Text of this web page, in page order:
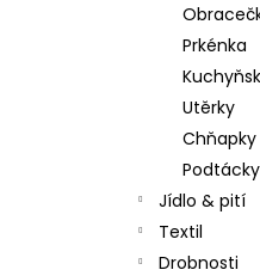
Prkénka
Utěrky
Chňapky
Podtácky
Jídlo & pití
Textil
Drobnosti